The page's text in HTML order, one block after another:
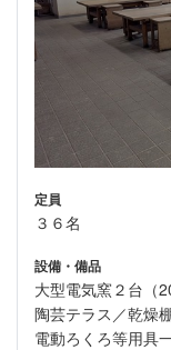
定員
３６名
設備・備品
大型電気窯２台（
陶芸テラス／乾燥
電動ろくろ等用具